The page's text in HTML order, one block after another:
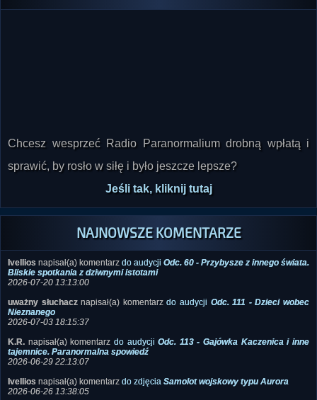
Chcesz wesprzeć Radio Paranormalium drobną wpłatą i
sprawić, by rosło w siłę i było jeszcze lepsze?
Jeśli tak, kliknij tutaj
NAJNOWSZE KOMENTARZE
Ivellios napisał(a) komentarzdo audycji
Odc. 60 - Przybysze z innego świata.
Bliskie spotkania z dziwnymi istotami
uważny słuchacz
napisał(a) komentarz do audycji
Nieznanego
K.R.napisał(a) komentarzdo audycji
Odc. 113 - Gajówka Kaczenica i inne
tajemnice. Paranormalna spowiedź
Ivelliosnapisał(a) komentarz do zdjęcia
Samolot wojskowy typu Aurora